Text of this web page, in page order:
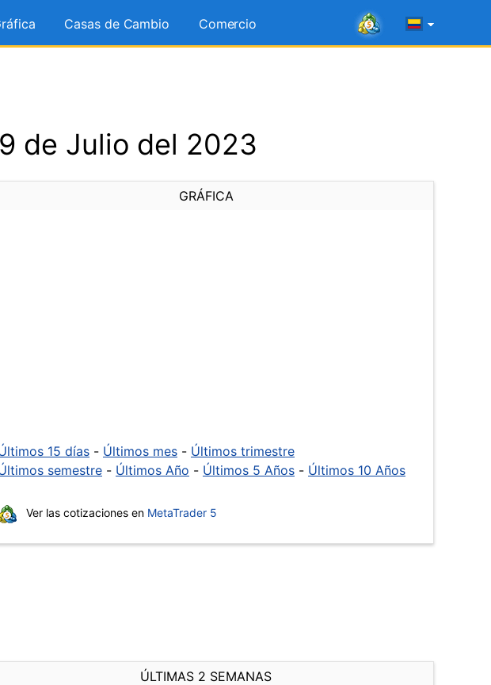
Casas de Cambio Comercio
de Julio del 2023
GRÁFICA
15 días - Últimos mes - Últimos trimestre
semestre - Últimos Año - Últimos 5 Años - Últimos 10 Años
Ver las cotizaciones en MetaTrader 5
ÚLTIMAS 2 SEMANAS